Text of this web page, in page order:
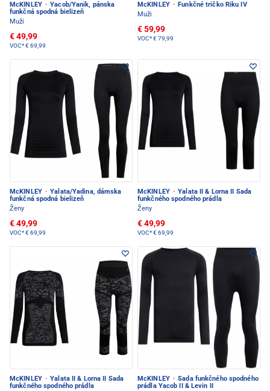
McKINLEY · Yacob/Yanik, pánska
funkčná spodná bielizeň
Muži
€ 49,99
VOC*€ 69,99
McKINLEY · Funkčné tričko Riku IV
Muži
€ 59,99
VOC*€ 79,99
McKINLEY · Yalata/Yadina, dámska
funkčná spodná bielizeň
Ženy
€ 49,99
VOC*€ 69,99
McKINLEY · Yalata II & Lorna II Sada
funkčného spodného prádla
Ženy
€ 49,99
VOC*€ 69,99
McKINLEY · Yalata II & Lorna II Sada
funkčného spodného prádla
McKINLEY · Sada funkčného spodného
prádla Yacob II & Levin II